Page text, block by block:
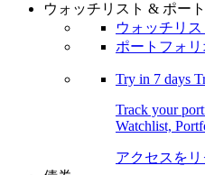
ウォッチリスト & ポー
ウォッチリス
ポートフォリ
Try in 7 days
Track your
Watchlist,
アクセスをリ